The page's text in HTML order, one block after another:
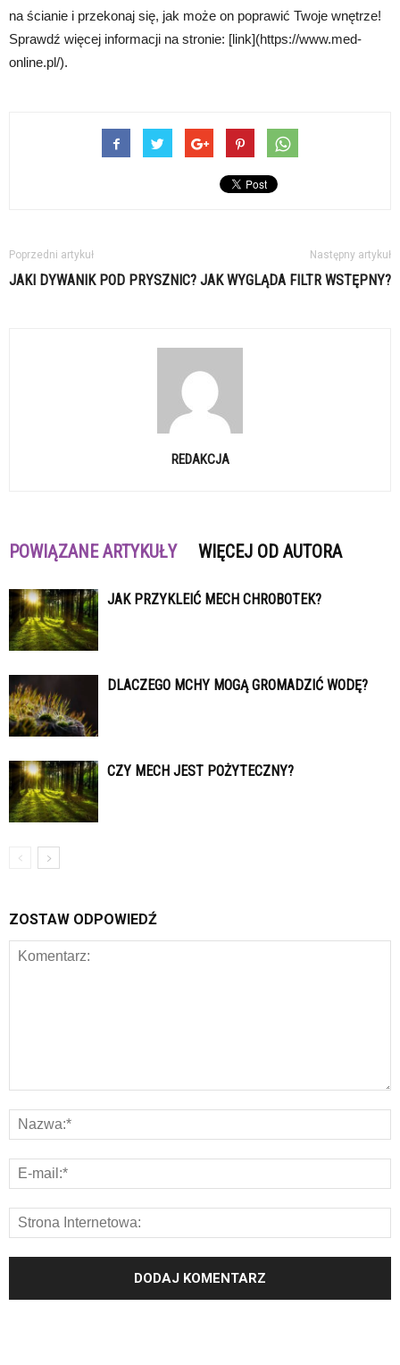
na ścianie i przekonaj się, jak może on poprawić Twoje wnętrze!
Sprawdź więcej informacji na stronie: [link](https://www.med-
online.pl/).
Poprzedni artykuł
JAKI DYWANIK POD PRYSZNIC?
Następny artykuł
JAK WYGLĄDA FILTR WSTĘPNY?
REDAKCJA
POWIĄZANE ARTYKUŁY WIĘCEJ OD AUTORA
JAK PRZYKLEIĆ MECH CHROBOTEK?
DLACZEGO MCHY MOGĄ GROMADZIĆ WODĘ?
CZY MECH JEST POŻYTECZNY?
ZOSTAW ODPOWIEDŹ